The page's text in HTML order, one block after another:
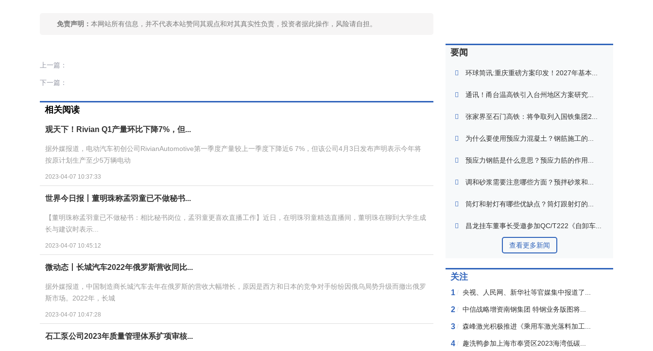
免责声明： 本网站所有信息，并不代表本站赞同其观点和对其真实性负责，投资者据此操作，风险请自担。
上一篇：
下一篇：
相关阅读
观天下！Rivian Q1产量环比下降7%，但...
据外媒报道，电动汽车初创公司RivianAutomotive第一季度产量较上一季度下降近6 7%，但该公司4月3日发布声明表示今年将
按原计划生产至少5万辆电动
2023-04-07 10:37:33
世界今日报丨董明珠称孟羽童已不做秘书...
【董明珠称孟羽童已不做秘书：相比秘书岗位，孟羽童更喜欢直播工作】近日，在明珠羽童精选直播间，董明珠在聊到大学生成
长与建议时表示...
2023-04-07 10:45:12
微动态丨长城汽车2022年俄罗斯营收同比...
据外媒报道，中国制造商长城汽车去年在俄罗斯的营收大幅增长，原因是西方和日本的竞争对手纷纷因俄乌局势升级而撤出俄罗
斯市场。2022年，长城
2023-04-07 10:47:28
石工泵公司2023年质量管理体系扩项审核...
要闻
环球简讯:重庆重磅方案印发！2027年基本...
通讯！甬台温高铁引入台州地区方案研究...
张家界至石门高铁：将争取列入国铁集团2...
为什么要使用预应力混凝土？钢筋施工的...
预应力钢筋是什么意思？预应力筋的作用...
调和砂浆需要注意哪些方面？预拌砂浆和...
筒灯和射灯有哪些优缺点？筒灯跟射灯的...
昌龙挂车董事长受邀参加QC/T222《自卸车...
查看更多新闻
关注
1 / 央视、人民网、新华社等官媒集中报道了...
2 / 中信战略增资南钢集团 特钢业务版图将...
3 / 森峰激光积极推进《乘用车激光落料加工...
4 / 趣洗鸭参加上海市奉贤区2023海湾低碳...